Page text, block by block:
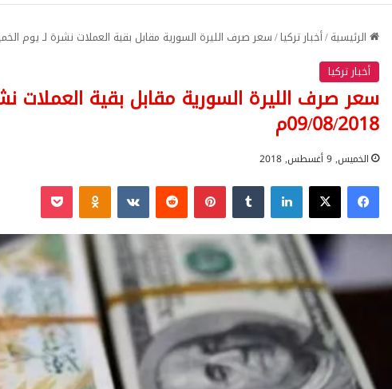
الرئيسية/أخبار تركيا/سعر صرف الليرة السورية مقابل بقية العملات نشرة لـ يوم الخميس 09/08/
أخبار تركيا
سعر صرف الليرة السورية مقابل بقية العملات
09/08/2018م
الخميس, 9 أغسطس, 2018
فيسبوك‫X لينكدإن بينتيريست Odnoklassniki
‫Pocket